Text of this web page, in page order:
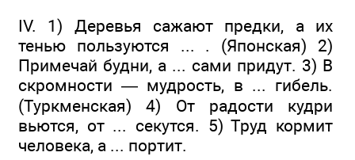
IV. 1) Деревья сажают предки, а их
тенью пользуются ... . (Японская) 2)
Примечай будни, а ... сами придут. 3) В
скромности — мудрость, в ... гибель.
(Туркменская) 4) От радости кудри
вьются, от ... секутся. 5) Труд кормит
человека, а ... портит.